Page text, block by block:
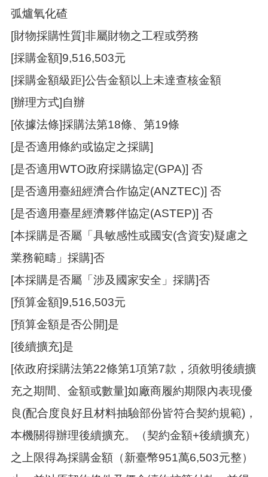
見
問
題
桃
園
政
隱
私
權
策
政
府
網
站
資
料
放
宣
告
網
站
全
策
弧爐氧化碴
[財物採購性質]非屬財物之工程或勞務
[採購金額]9,516,503元
[採購金額級距]公告金額以上未達查核金額
[辦理方式]自辦
[依據法條]採購法第18條、第19條
[是否適用條約或協定之採購]
[是否適用WTO政府採購協定(GPA)] 否
[是否適用臺紐經濟合作協定(ANZTEC)] 否
[是否適用臺星經濟夥伴協定(ASTEP)] 否
[本採購是否屬「具敏感性或國安(含資安)疑慮之
業務範疇」採購]否
[本採購是否屬「涉及國家安全」採購]否
[預算金額]9,516,503元
[預算金額是否公開]是
[後續擴充]是
[依政府採購法第22條第1項第7款，須敘明後續擴
充之期間、金額或數量]如廠商履約期限內表現優
良(配合度良好且材料抽驗部份皆符合契約規範)，
本機關得辦理後續擴充。（契約金額+後續擴充）
之上限得為採購金額（新臺幣951萬6,503元整）